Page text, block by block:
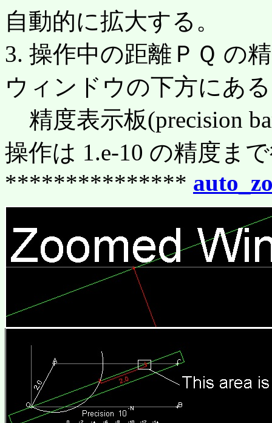
自動的に拡大する。
3. 操作中の距離ＰＱ の
ウィンドウの下方にある
精度表示板(precision
操作は 1.e-10 の精度ま
***************